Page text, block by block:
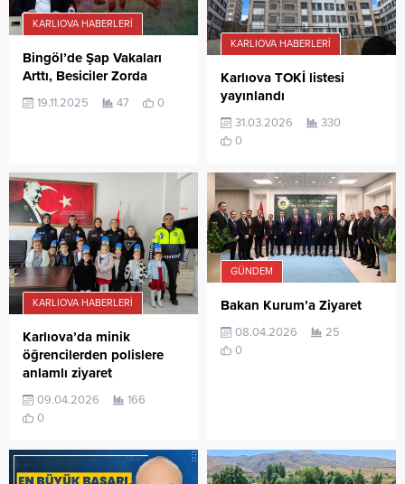
KARLIOVA HABERLERI
Bingöl’de Şap Vakaları
Arttı, Besiciler Zorda
19.11.2025 47 0
KARLIOVA HABERLERI
Karlıova TOKİ listesi
yayınlandı
31.03.2026
330
0
KARLIOVA HABERLERI
Karlıova’da minik
öğrencilerden polislere
anlamlı ziyaret
09.04.2026
166
0
GÜNDEM
Bakan Kurum’a Ziyaret
08.04.2026
25
0